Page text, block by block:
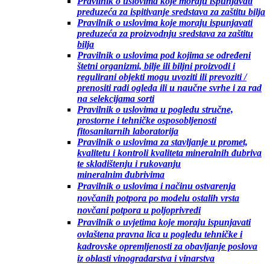
preduzeća za ispitivanje sredstava za zaštitu bilja
Pravilnik o uslovima koje moraju ispunjavati
preduzeća za proizvodnju sredstava za zaštitu
bilja
Pravilnik o uslovima pod kojima se određeni
štetni organizmi, bilje ili biljni proizvodi i
regulirani objekti mogu uvoziti ili prevoziti /
prenositi radi ogleda ili u naučne svrhe i za rad
na selekcijama sorti
Pravilnik o uslovima u pogledu stručne,
prostorne i tehničke osposobljenosti
fitosanitarnih laboratorija
Pravilnik o uslovima za stavljanje u promet,
kvalitetu i kontroli kvaliteta mineralnih đubriva
te skladištenju i rukovanju
mineralnim đubrivima
Pravilnik o uslovima i načinu ostvarenja
novčanih potpora po modelu ostalih vrsta
novčani potpora u poljoprivredi
Pravilnik o uvjetima koje moraju ispunjavati
ovlaštena pravna lica u pogledu tehničke i
kadrovske opremljenosti za obavljanje poslova
iz oblasti vinogradarstva i vinarstva